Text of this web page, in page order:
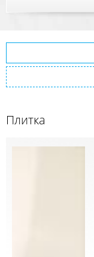
Плитка